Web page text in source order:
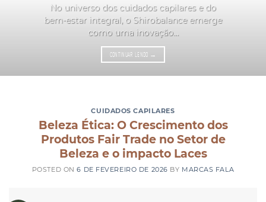
No universo dos cuidados capilares e do
bem-estar integral, o Shirobalance emerge
como uma inovação...
CONTINUAR LENDO →
CUIDADOS CAPILARES
Beleza Ética: O Crescimento dos
Produtos Fair Trade no Setor de
Beleza e o impacto Laces
POSTED ON6 DE FEVEREIRO DE 2026 BY MARCAS FALA